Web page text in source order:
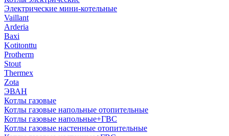
Электрические мини-котельные
Vaillant
Arderia
Baxi
Kotitonttu
Protherm
Stout
Thermex
Zota
ЭВАН
Котлы газовые
Котлы газовые напольные отопительные
Котлы газовые напольные+ГВС
Котлы газовые настенные отопительные